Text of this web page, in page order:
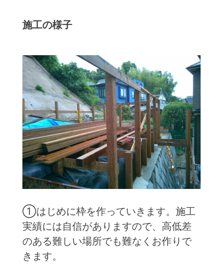
施工の様子
①はじめに枠を作っていきます。施工
実績には自信がありますので、高低差
のある難しい場所でも難なくお作りで
きます。